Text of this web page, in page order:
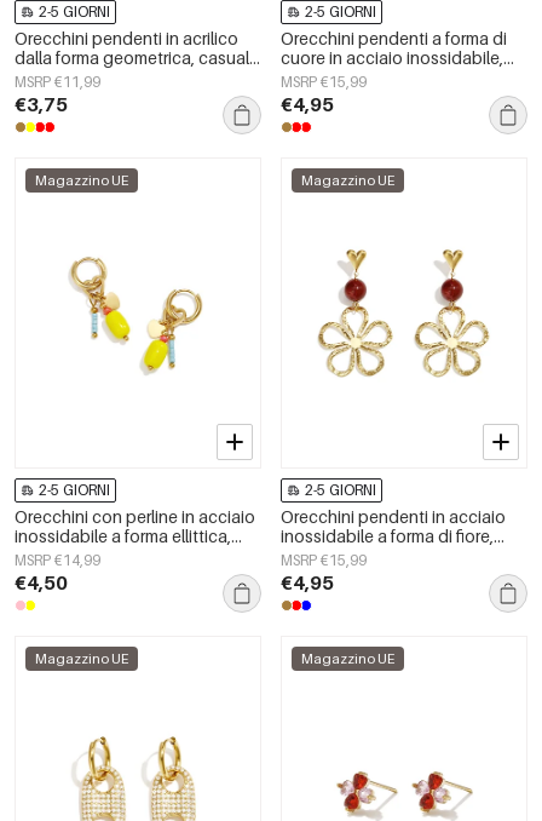
2-5 GIORNI
Orecchini pendenti in acrilico
dalla forma geometrica, casual
e semplici, della serie da donna.
MSRP €11,99
€3,75
2-5 GIORNI
Orecchini pendenti a forma di
cuore in acciaio inossidabile,
serie Simple Daily Simple, gioielli
da donna
MSRP €15,99
€4,95
Magazzino UE
2-5 GIORNI
Orecchini con perline in acciaio
inossidabile a forma ellittica,
graziosi e semplici, della serie
Daily Simple, gioielli da donna.
MSRP €14,99
€4,50
Magazzino UE
2-5 GIORNI
Orecchini pendenti in acciaio
inossidabile a forma di fiore,
serie Daily Simple, gioielli da
donna
MSRP €15,99
€4,95
Magazzino UE Magazzino UE